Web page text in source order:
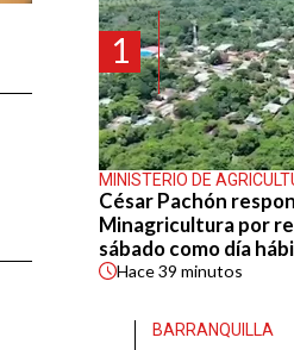
1
MINISTERIO DE
César Pachón
Minagricultura por
sábado como día
Hace39 minutos
BARRANQUILLA